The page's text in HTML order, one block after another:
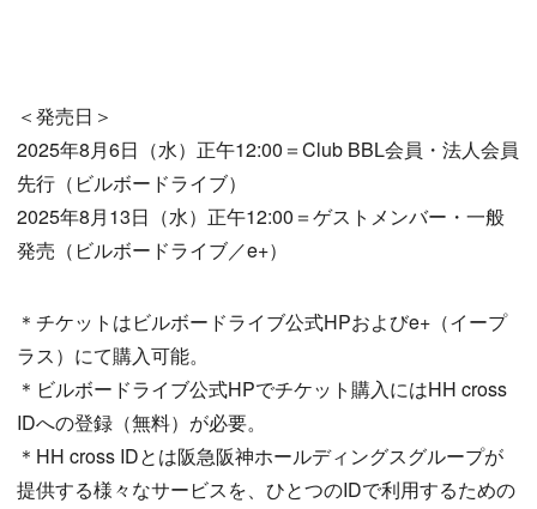
＜発売日＞
2025年8月6日（水）正午12:00＝Club BBL会員・法人会員
先行（ビルボードライブ）
2025年8月13日（水）正午12:00＝ゲストメンバー・一般
発売（ビルボードライブ／e+）
＊チケットはビルボードライブ公式HPおよびe+（イープ
ラス）にて購入可能。
＊ビルボードライブ公式HPでチケット購入にはHH cross
IDへの登録（無料）が必要。
＊HH cross IDとは阪急阪神ホールディングスグループが
提供する様々なサービスを、ひとつのIDで利用するための